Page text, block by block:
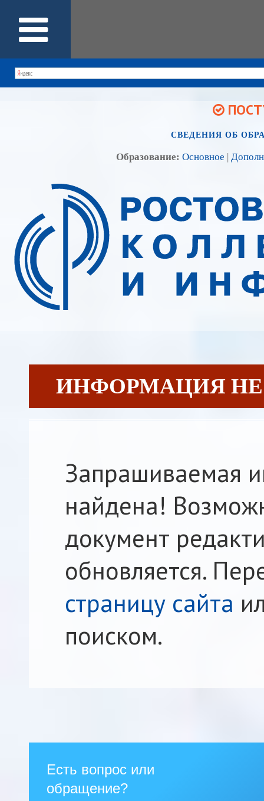
СВЕДЕНИЯ ОБ
Образование: Основное |
ИНФОРМАЦИЯ
Запрашиваемая
найдена!
документ
обновляется.
страницу сайта
поиском.
Есть вопрос или
обращение?